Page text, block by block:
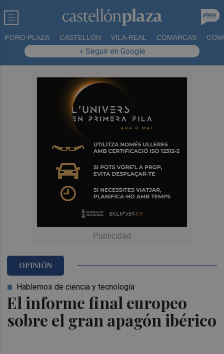
FORO PLAZA CASTELLÓN VILA-REAL COMARCAS
+ Seguir en Google
El informe final europeo
sobre el gran apagón ibérico
OPINIÓN
Hablemos de ciencia y tecnología